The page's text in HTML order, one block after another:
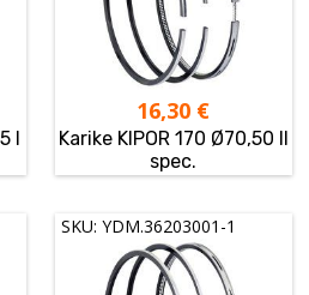
I
16,30 €
Karike KIPOR 170 Ø70,50 II
spec.
SKU: YDM.36203001-1